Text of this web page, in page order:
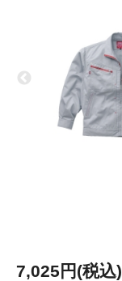
7,025円(税込)